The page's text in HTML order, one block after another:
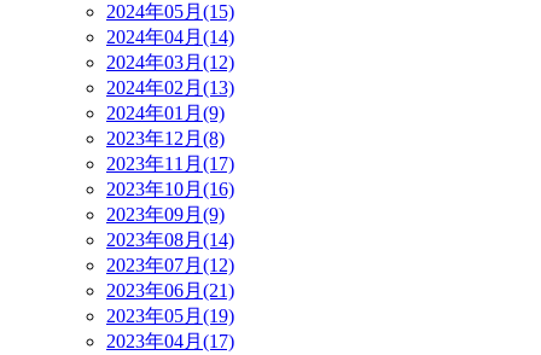
2024年05月(15)
2024年04月(14)
2024年03月(12)
2024年02月(13)
2024年01月(9)
2023年12月(8)
2023年11月(17)
2023年10月(16)
2023年09月(9)
2023年08月(14)
2023年07月(12)
2023年06月(21)
2023年05月(19)
2023年04月(17)